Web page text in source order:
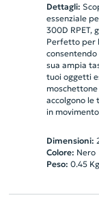
Dettagli:
essenziale
300D RPET,
Perfetto per
sua ampia
tuoi oggetti
accolgono le
in
Dimensioni:
Colore: Nero
Peso: 0.45Kg